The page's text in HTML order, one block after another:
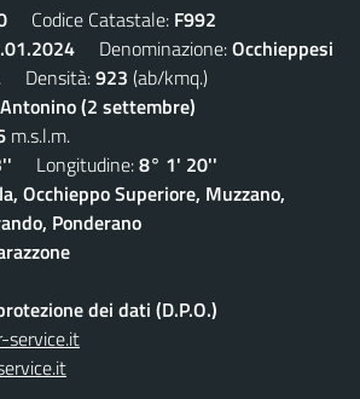
Codice Catastale: F992
Denominazione:Occhieppesi
Densità:923 (ab/kmq.)
(2 settembre)
m.s.l.m.
Longitudine:8° 1' 20''
Occhieppo Superiore, Muzzano,
Ponderano
dei dati (D.P.O.)
service.it